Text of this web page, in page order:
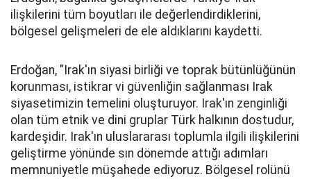
ilişkilerini tüm boyutları ile değerlendirdiklerini,
bölgesel gelişmeleri de ele aldıklarını kaydetti.
Erdoğan, "Irak'ın siyasi birliği ve toprak bütünlüğünün
korunması, istikrar vi güvenliğin sağlanması Irak
siyasetimizin temelini oluşturuyor. Irak'ın zenginliği
olan tüm etnik ve dini gruplar Türk halkının dostudur,
kardeşidir. Irak'ın uluslararası toplumla ilgili ilişkilerini
geliştirme yönünde sın dönemde attığı adımları
memnuniyetle müşahede ediyoruz. Bölgesel rolünü